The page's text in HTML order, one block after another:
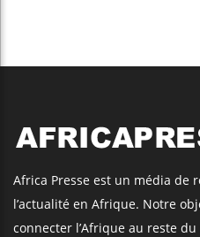
Africa Presse est un média de
l’actualité en Afrique. Notre
connecter l’Afrique au reste